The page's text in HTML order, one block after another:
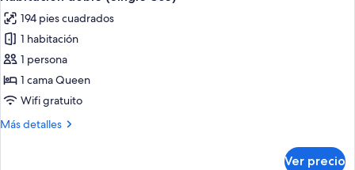
individuales
(Universal)
todas
las
fotos
de
Habitación
doble
Use)
194 pies cuadrados
1 habitación
1 persona
1 cama Queen
Wifi gratuito
Más detalles
Más
Ver precio